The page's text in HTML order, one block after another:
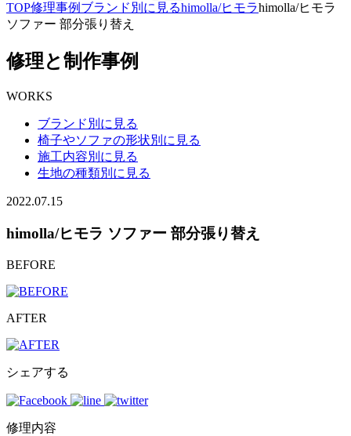
TOP修理事例 ブランド別に見るhimolla/ヒモラhimolla/ヒモラ
ソファー 部分張り替え
修理と制作事例
WORKS
ブランド別に見る
椅子やソファの形状別に見る
施工内容別に見る
生地の種類別に見る
2022.07.15
himolla/ヒモラ ソファー 部分張り替え
BEFORE
AFTER
シェアする
修理内容